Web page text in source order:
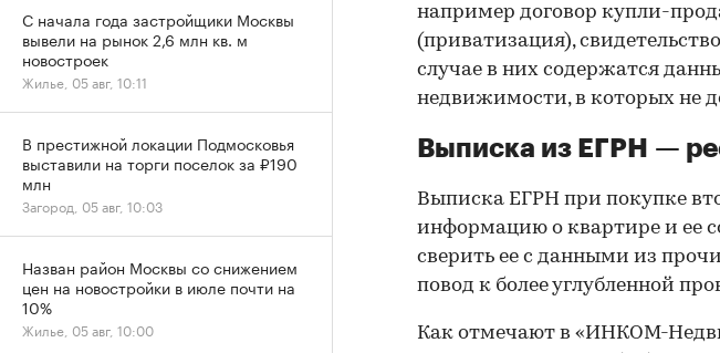
например договор купли-
(приватизация),
случае в них содержатся
недвижимости, в которых не
Выписка из ЕГРН —
Выписка ЕГРН при покупке
информацию о квартире и ее
сверить ее с данными из
повод к более углубленной
Как отмечают в «ИНКОМ-
С начала года застройщики Москвы
вывели на рынок 2,6 млн кв. м
новостроек
Жилье, 05 авг, 10:11
В престижной локации Подмосковья
выставили на торги поселок за ₽190
млн
Загород, 05 авг, 10:03
Назван район Москвы со снижением
цен на новостройки в июле почти на
10%
Жилье, 05 авг, 10:00